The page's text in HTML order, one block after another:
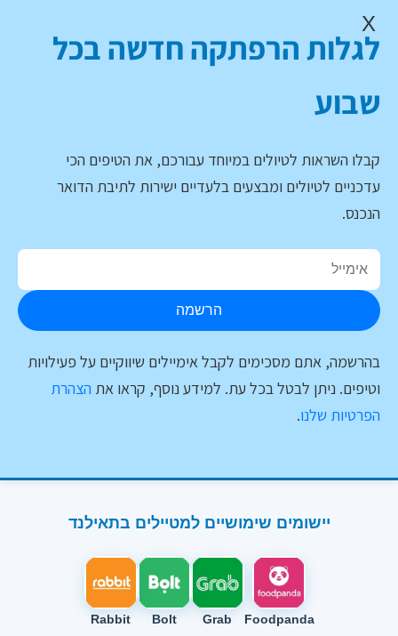
X
לגלות הרפתקה חדשה בכל
שבוע
קבלו השראות לטיולים במיוחד עבורכם, את הטיפים הכי
עדכניים לטיולים ומבצעים בלעדיים ישירות לתיבת הדואר
הנכנס.
הרשמה
בהרשמה, אתם מסכימים לקבל אימיילים שיווקיים על פעילויות
וטיפים. ניתן לבטל בכל עת. למידע נוסף, קראו את הצהרת
הפרטיות שלנו.
יישומים שימושיים למטיילים בתאילנד
Foodpanda
Grab
Bolt
Rabbit